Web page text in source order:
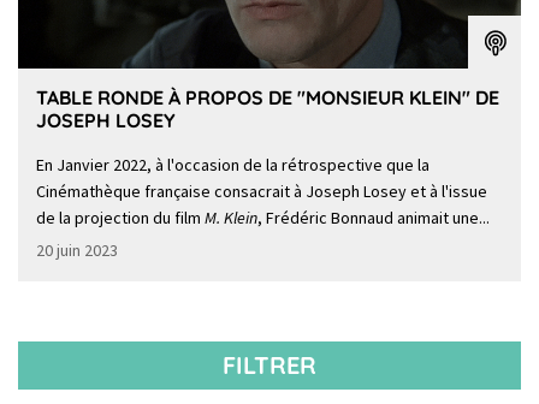
TABLE RONDE À PROPOS DE "MONSIEUR KLEIN" DE
JOSEPH LOSEY
En Janvier 2022, à l'occasion de la rétrospective que la
Cinémathèque française consacrait à Joseph Losey et à l'issue
de la projection du film M. Klein, Frédéric Bonnaud animait une...
20 juin 2023
FILTRER